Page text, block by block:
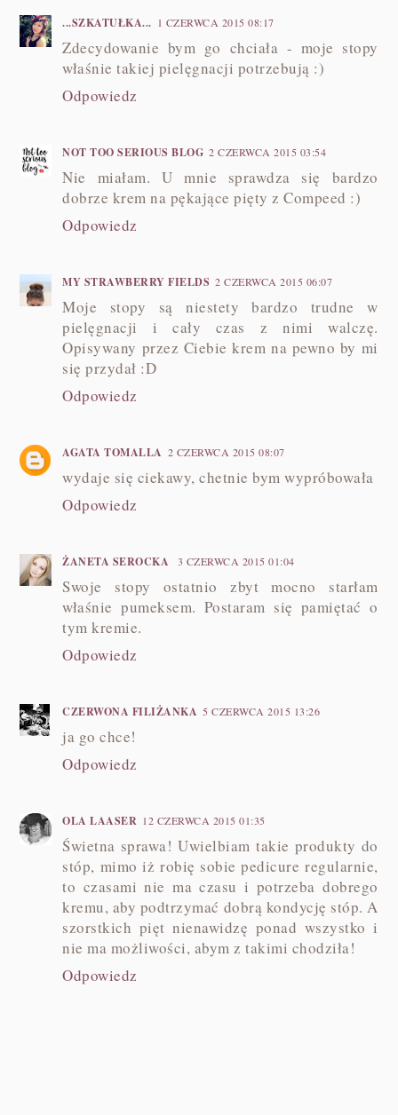
...SZKATUŁKA... 1 CZERWCA 2015 08:17
Zdecydowanie bym go chciała - moje stopy
właśnie takiej pielęgnacji potrzebują :)
Odpowiedz
NOT TOO SERIOUS BLOG 2 CZERWCA 2015 03:54
Nie miałam. U mnie sprawdza się bardzo
dobrze krem na pękające pięty z Compeed :)
Odpowiedz
MY STRAWBERRY FIELDS 2 CZERWCA 2015 06:07
Moje stopy są niestety bardzo trudne w
pielęgnacji i cały czas z nimi walczę.
Opisywany przez Ciebie krem na pewno by mi
się przydał :D
Odpowiedz
AGATA TOMALLA 2 CZERWCA 2015 08:07
wydaje się ciekawy, chetnie bym wypróbowała
Odpowiedz
ŻANETA SEROCKA 3 CZERWCA 2015 01:04
Swoje stopy ostatnio zbyt mocno starłam
właśnie pumeksem. Postaram się pamiętać o
tym kremie.
Odpowiedz
CZERWONA FILIŻANKA 5 CZERWCA 2015 13:26
ja go chce!
Odpowiedz
OLA LAASER 12 CZERWCA 2015 01:35
Świetna sprawa! Uwielbiam takie produkty do
stóp, mimo iż robię sobie pedicure regularnie,
to czasami nie ma czasu i potrzeba dobrego
kremu, aby podtrzymać dobrą kondycję stóp. A
szorstkich pięt nienawidzę ponad wszystko i
nie ma możliwości, abym z takimi chodziła!
Odpowiedz